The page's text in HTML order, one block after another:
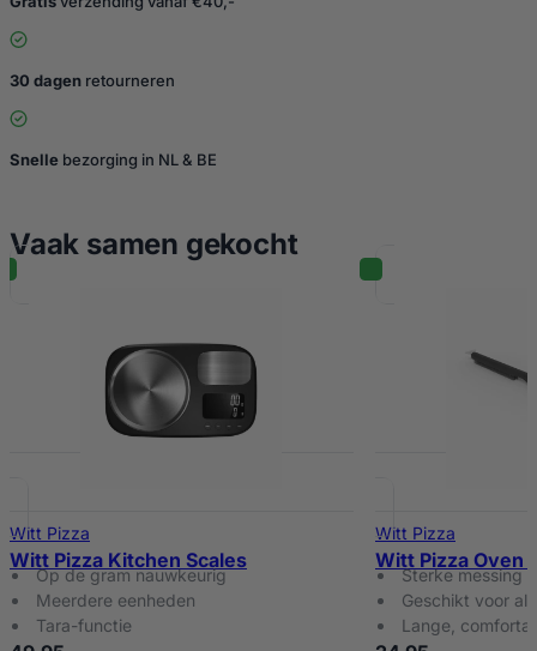
30 dagen retourneren
Snelle bezorging in NL & BE
Vaak samen gekocht
Witt Pizza
Witt Pizza Kitchen Scales
Op de gram nauwkeurig
Meerdere eenheden
Tara-functie
Witt Pizza
Witt Pizza Oven
Sterke messing
Geschikt voor
Lange,